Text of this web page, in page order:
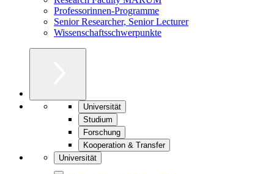
Professorinnen-Programme
Senior Researcher, Senior Lecturer
Wissenschaftsschwerpunkte
Universität
Studium
Forschung
Kooperation & Transfer
Universität